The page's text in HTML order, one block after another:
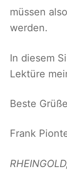
müssen
werden.
In diesem
Lektüre
Beste
Frank